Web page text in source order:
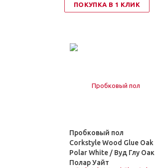
ПОКУПКА В 1 КЛИК
Пробковый пол
Corkstyle Wood Glue Oak
Polar White / Вуд Глу Оак
Полар Уайт